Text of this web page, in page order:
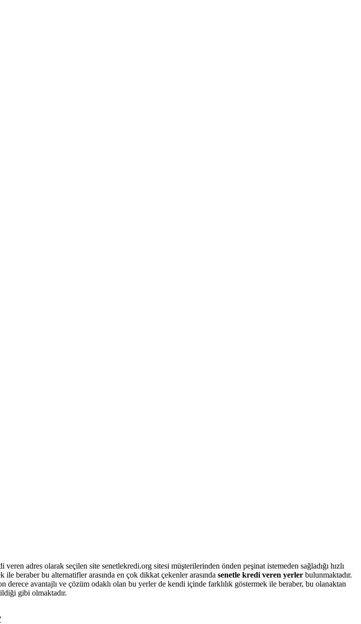
adres olarak seçilen site senetlekredi.org sitesi müşterilerinden önden peşinat istemeden sağladığı hızlı
beraber bu alternatifler arasında en çok dikkat çekenler arasında senetle kredi veren yerler bulunmaktadır.
avantajlı ve çözüm odaklı olan bu yerler de kendi içinde farklılık göstermek ile beraber, bu olanaktan
gibi olmaktadır.